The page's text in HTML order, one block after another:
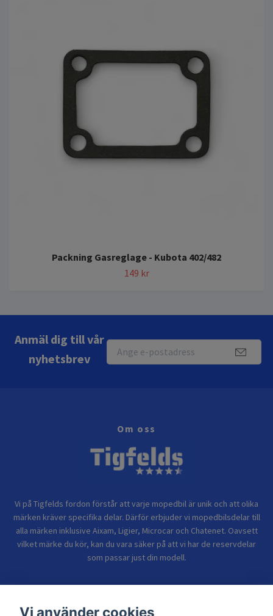
Packning Gasreglage - Kubota 402/482
149 kr
Anmäl dig till vår
nyhetsbrev
Om oss
Vi på Tigfelds fordon förstår att varje mopedbil är unik och att olika
märken kräver specifika delar. Därför erbjuder vi mopedbilsdelar till
alla märken inklusive Aixam, Ligier, Microcar och Chatenet. Oavsett
vilket märke du kör, kan du vara säker på att vi har de reservdelar
som passar just din modell.
Vi använder cookies